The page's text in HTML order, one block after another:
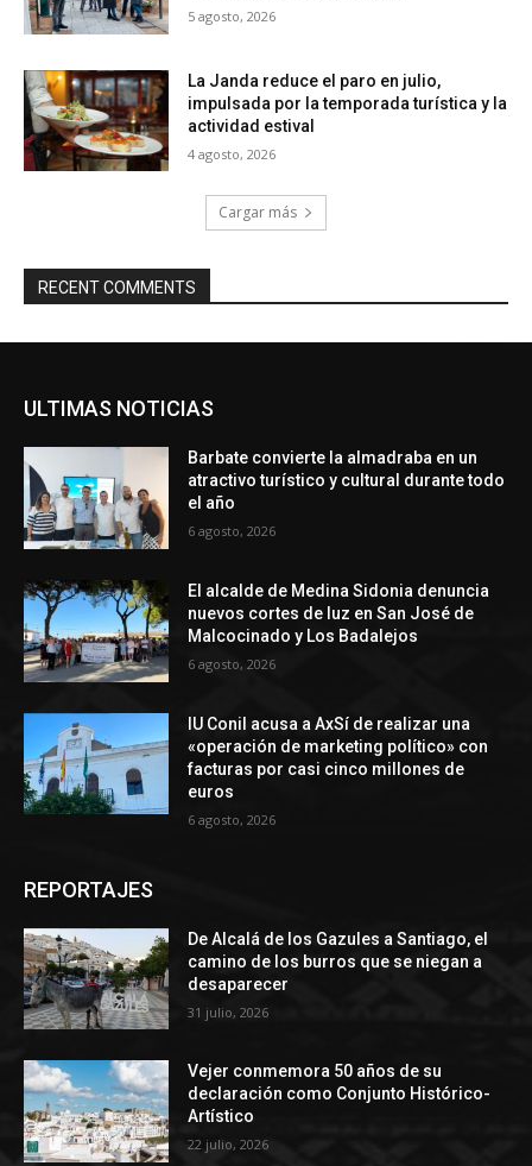
5 agosto, 2026
La Janda reduce el paro en julio,
impulsada por la temporada turística y la
actividad estival
4 agosto, 2026
Cargar más
RECENT COMMENTS
ULTIMAS NOTICIAS
Barbate convierte la almadraba en un
atractivo turístico y cultural durante todo
el año
6 agosto, 2026
El alcalde de Medina Sidonia denuncia
nuevos cortes de luz en San José de
Malcocinado y Los Badalejos
6 agosto, 2026
IU Conil acusa a AxSí de realizar una
«operación de marketing político» con
facturas por casi cinco millones de
euros
6 agosto, 2026
REPORTAJES
De Alcalá de los Gazules a Santiago, el
camino de los burros que se niegan a
desaparecer
31 julio, 2026
Vejer conmemora 50 años de su
declaración como Conjunto Histórico-
Artístico
22 julio, 2026